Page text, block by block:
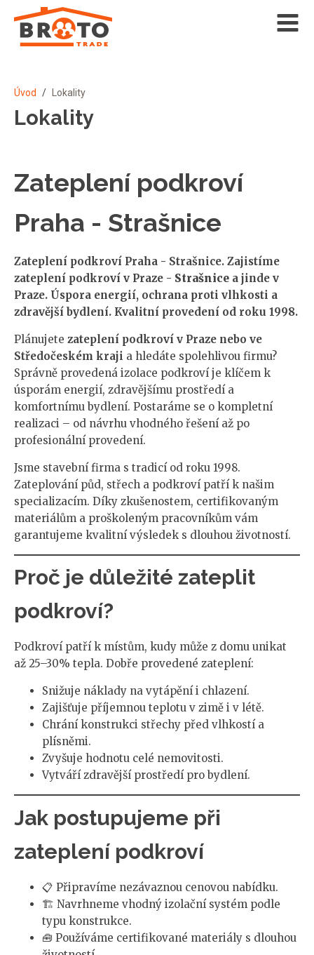
Úvod / Lokality
Lokality
Zateplení podkroví
Praha - Strašnice
Zateplení podkroví Praha - Strašnice. Zajistíme
zateplení podkroví v Praze - Strašnice a jinde v
Praze. Úspora energií, ochrana proti vlhkosti a
zdravější bydlení. Kvalitní provedení od roku 1998.
Plánujete zateplení podkroví v Praze nebo ve
Středočeském kraji a hledáte spolehlivou firmu?
Správně provedená izolace podkroví je klíčem k
úsporám energií, zdravějšímu prostředí a
komfortnímu bydlení. Postaráme se o kompletní
realizaci – od návrhu vhodného řešení až po
profesionální provedení.
Jsme stavební firma s tradicí od roku 1998.
Zateplování půd, střech a podkroví patří k našim
specializacím. Díky zkušenostem, certifikovaným
materiálům a proškoleným pracovníkům vám
garantujeme kvalitní výsledek s dlouhou životností.
Proč je důležité zateplit
podkroví?
Podkroví patří k místům, kudy může z domu unikat
až 25–30% tepla. Dobře provedené zateplení:
Snižuje náklady na vytápění i chlazení.
Zajišťuje příjemnou teplotu v zimě i v létě.
Chrání konstrukci střechy před vlhkostí a
plísněmi.
Zvyšuje hodnotu celé nemovitosti.
Vytváří zdravější prostředí pro bydlení.
Jak postupujeme při
zateplení podkroví
📋 Připravíme nezávaznou cenovou nabídku.
🏗️ Navrhneme vhodný izolační systém podle
typu konstrukce.
🧰 Používáme certifikované materiály s dlouhou